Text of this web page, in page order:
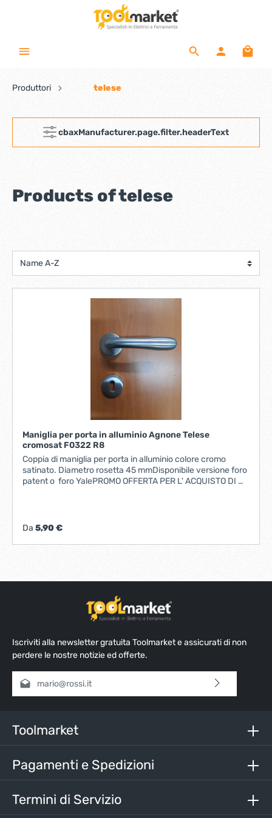
Produttori telese
cbaxManufacturer.page.filter.headerText
Products of telese
Maniglia per porta in alluminio Agnone Telese
cromosat F0322 R8
Coppia di maniglia per porta in alluminio colore cromo
satinato. Diametro rosetta 45 mmDisponibile versione foro
patent o foro YalePROMO OFFERTA PER L' ACQUISTO DI
Da 5,90 €
Iscriviti alla newsletter gratuita Toolmarket e assicurati di non
perdere le nostre notizie ed offerte.
Indirizzo e-mail*
nostri termini e condizioni generali
Inserisci i caratteri sopra*
Toolmarket
Pagamenti e Spedizioni
Termini di Servizio